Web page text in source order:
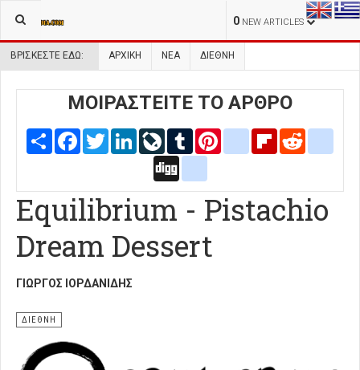
0 NEW ARTICLES
ΒΡΊΣΚΕΣΤΕ ΕΔΏ: ΑΡΧΙΚΉ ΝΕΑ ΔΙΕΘΝΗ
ΜΟΙΡΑΣΤΕΙΤΕ ΤΟ ΑΡΘΡΟ
Share FacebookTwitterLinkedInLiveJournal
Tumblr Pinterestblogger_post
Flipboard
Equilibrium - Pistachio
Dream Dessert
ΓΙΏΡΓΟΣ ΙΟΡΔΑΝΊΔΗΣ
ΔΙΕΘΝΗ